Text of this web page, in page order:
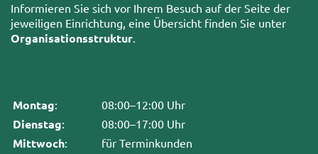
Informieren Sie sich vor Ihrem Besuch auf der Seite der
jeweiligen Einrichtung, eine Übersicht finden Sie unter
Organisationsstruktur.
Montag: 08:00–12:00 Uhr
Dienstag: 08:00–17:00 Uhr
Mittwoch: für Terminkunden